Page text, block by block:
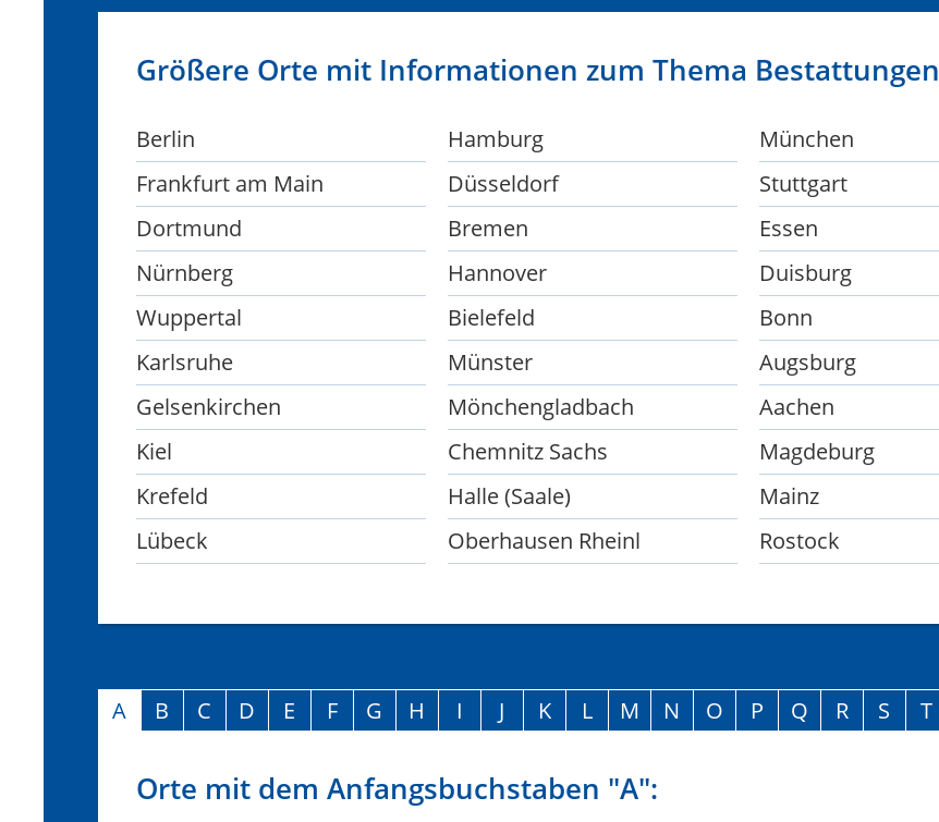
Größere Orte mit Informationen zum Thema Bestattungen
Berlin Hamburg München
Frankfurt am Main
Düsseldorf Stuttgart
Dortmund
Bremen Essen
Nürnberg
Hannover Duisburg
Wuppertal
Bielefeld Bonn
Karlsruhe
Münster Augsburg
Gelsenkirchen
Mönchengladbach Aachen
Kiel
Chemnitz Sachs Magdeburg
Krefeld
Halle (Saale) Mainz
Lübeck
Oberhausen Rheinl Rostock
A B C D E F G H I J K L M N O P Q R S T
Orte mit dem Anfangsbuchstaben "A":